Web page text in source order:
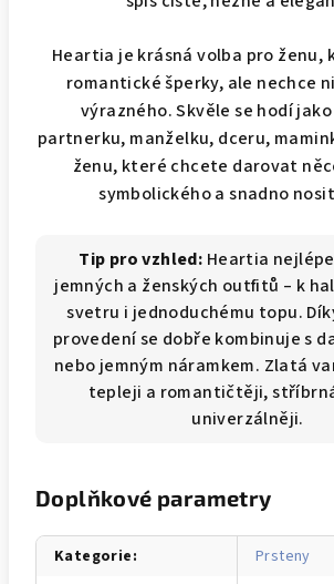
Heartia je krásná volba pro ženu,
romantické šperky, ale nechce
výrazného. Skvěle se hodí
partnerku, manželku, dceru,
ženu, které chcete darovat
symbolického a snadno
Tip pro vzhled: Heartia
jemných a ženských outfitů – k
svetru i jednoduchému topu.
provedení se dobře kombinuje s
nebo jemným náramkem. Zlatá
tepleji a romantičtěji,
univerzálněji.
Doplňkové parametry
Kategorie:
Prsteny